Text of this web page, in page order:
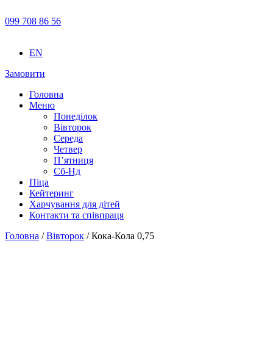
099 708 86 56
EN
Замовити
Головна
Меню
Понеділок
Вівторок
Середа
Четвер
П’ятниця
Сб-Нд
Піца
Кейтеринг
Харчування для дітей
Контакти та співпраця
Головна /Вівторок / Кока-Кола 0,75